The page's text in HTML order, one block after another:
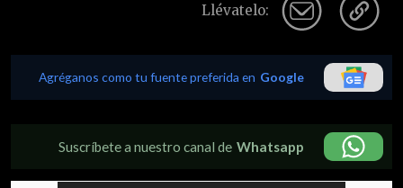
Llévatelo:
Agréganos como tu fuente preferida en Google
Suscríbete a nuestro canal de Whatsapp